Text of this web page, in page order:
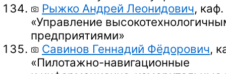
Рыжко Андрей Леонидович,
«Управление
предприятиями»
Савинов Геннадий Фёдорович,
«Пилотажно-навигационные